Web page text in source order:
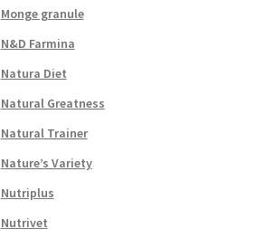
Monge granule
N&D Farmina
Natura Diet
Natural Greatness
Natural Trainer
Nature’s Variety
Nutriplus
Nutrivet